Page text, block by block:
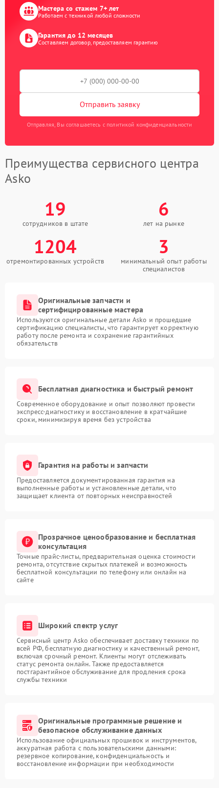
Мастера со стажем 7+ лет
Работаем с техникой любой сложности
Гарантия до 12 месяцев
Составляем договор, предоставляем гарантию
Отправить заявку
Отправляя, Вы соглашаетесь с политикой конфиденциальности
Преимущества сервисного центра
Asko
19
сотрудников в штате
6
лет на рынке
1204
отремонтированных устройств
3
минимальный опыт работы
специалистов
Оригинальные запчасти и
сертифицированные мастера
Используются оригинальные детали Asko и прошедшие
сертификацию специалисты, что гарантирует корректную
работу после ремонта и сохранение гарантийных
обязательств
Бесплатная диагностика и быстрый ремонт
Современное оборудование и опыт позволяют провести
экспресс-диагностику и восстановление в кратчайшие
сроки, минимизируя время без устройства
Гарантия на работы и запчасти
Предоставляется документированная гарантия на
выполненные работы и установленные детали, что
защищает клиента от повторных неисправностей
Прозрачное ценообразование и бесплатная
консультация
Точные прайс-листы, предварительная оценка стоимости
ремонта, отсутствие скрытых платежей и возможность
бесплатной консультации по телефону или онлайн на
сайте
Широкий спектр услуг
Сервисный центр Asko обеспечивает доставку техники по
всей РФ, бесплатную диагностику и качественный ремонт,
включая срочный ремонт. Клиенты могут отслеживать
статус ремонта онлайн. Также предоставляется
постгарантийное обслуживание для продления срока
службы техники
Оригинальные программные решение и
безопасное обслуживание данных
Использование официальных прошивок и инструментов,
аккуратная работа с пользовательскими данными:
резервное копирование, конфиденциальность и
восстановление информации при необходимости